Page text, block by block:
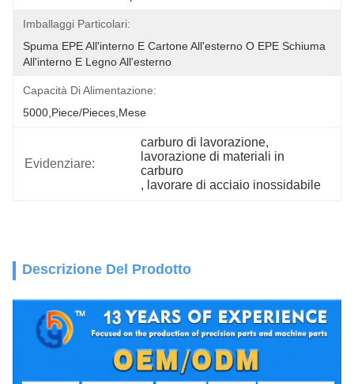
Imballaggi Particolari:
Spuma EPE All'interno E Cartone All'esterno O EPE Schiuma
All'interno E Legno All'esterno
Capacità Di Alimentazione:
5000,Piece/Pieces,Mese
Evidenziare:
carburo di lavorazione,
lavorazione di materiali in
carburo
, lavorare di acciaio inossidabile
Descrizione Del Prodotto